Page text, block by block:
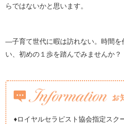
らではないかと思います。
―子育て世代に暇は訪れない。時間を
い、初めの１歩を踏んでみませんか？
♦ロイヤルセラピスト協会指定スク